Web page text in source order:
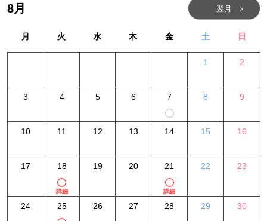
8月 翌月
月 火 水 木 金 土 日
1 2
3 4 5 6 7 8 9
10 11 12 13 14 15 16
17 18
詳細
19 20 21
詳細
22 23
24 25 26 27 28 29 30